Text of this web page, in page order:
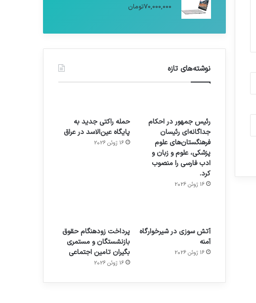
70,000,000تومان
نوشته‌های تازه
رئیس جمهور در احکام
جداگانه‌ای رئیسان
فرهنگستان‌های علوم
پزشکی، علوم و زبان و
ادب فارسی را منصوب
کرد.
16 ژوئن 2026
حمله راکتی جدید به
پایگاه عین‌الاسد در عراق
16 ژوئن 2026
آتش سوزی در شیرخوارگاه
آمنه
16 ژوئن 2026
پرداخت زودهنگام حقوق
بازنشستگان و مستمری
بگیران تامین اجتماعی
16 ژوئن 2026
هدفون های 2023